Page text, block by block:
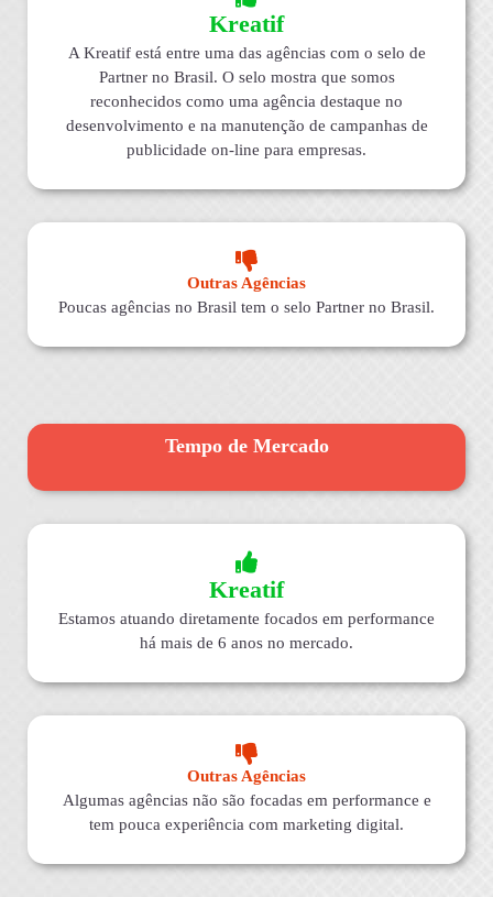
Kreatif
A Kreatif está entre uma das agências com o selo de
Partner no Brasil. O selo mostra que somos
reconhecidos como uma agência destaque no
desenvolvimento e na manutenção de campanhas de
publicidade on-line para empresas.
Outras Agências
Poucas agências no Brasil tem o selo Partner no Brasil.
Tempo de Mercado
Kreatif
Estamos atuando diretamente focados em performance
há mais de 6 anos no mercado.
Outras Agências
Algumas agências não são focadas em performance e
tem pouca experiência com marketing digital.